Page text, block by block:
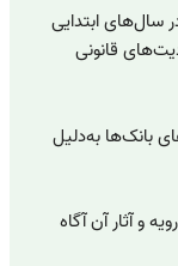
سال‌های ابتدایی
قانونی
بانک‌ها به‌دلیل
و آثار آن آگاه